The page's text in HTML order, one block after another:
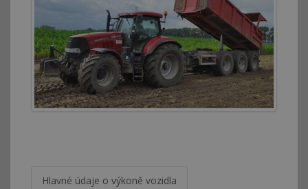
Hlavné údaje o výkoně vozidla